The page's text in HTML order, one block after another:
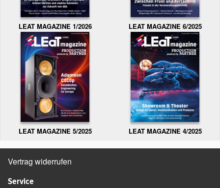
LEAT MAGAZINE 1/2026 LEAT MAGAZINE 6/2025
LEAT MAGAZINE 5/2025 LEAT MAGAZINE 4/2025
Vertrag widerrufen
Service